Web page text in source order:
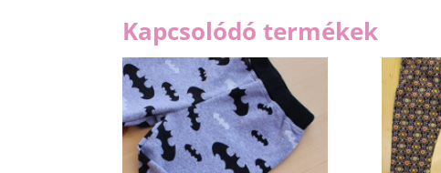
Kapcsolódó termékek